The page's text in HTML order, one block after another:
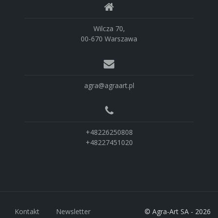
Wilcza 70,
00-670 Warszawa
agra@agraart.pl
+48226250808
+48227451020
Kontakt
Newsletter
© Agra-Art SA - 2026